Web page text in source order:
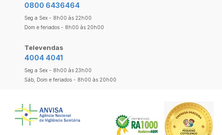
0800 6436464
Seg a Sex - 8h00 às 22h00
Dom e feriados - 8h00 às 20h00
Televendas
4004 4041
Seg a Sex - 8h00 às 23h00
Sáb, Dom e feriados - 8h00 às 20h00